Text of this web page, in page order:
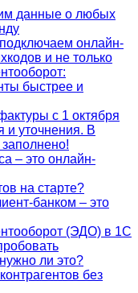
данные о любых
онлайн-
и не только
быстрее и
с 1 октября
и уточнения. В
– это онлайн-
на старте?
банком – это
(ЭДО) в 1С
ли это?
без